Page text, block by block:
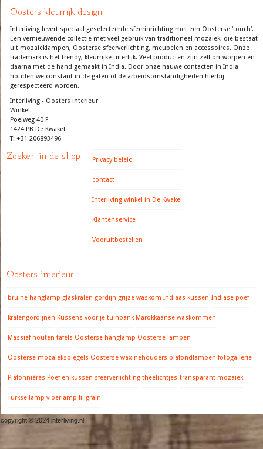
Oosters kleurrijk design
Interliving levert speciaal geselecteerde sfeerinrichting met een Oosterse 'touch'.
Een vernieuwende collectie met veel gebruik van traditioneel mozaiek, die bestaat
uit mozaieklampen, Oosterse sfeerverlichting, meubelen en accessoires. Onze
trademark is het trendy, kleurrijke uiterlijk. Veel producten zijn zelf ontworpen en
daarna met de hand gemaakt in India. Door onze nauwe contacten in India
houden we constant in de gaten of de arbeidsomstandigheden hierbij
gerespecteerd worden.
Interliving - Oosters interieur
Winkel:
Poelweg 40 F
1424 PB De Kwakel
T: +31 206893496
Zoeken in de shop Privacy beleid
contact
Interliving winkel in De Kwakel
Klantenservice
Vooruitbestellen
Oosters interieur
bruine hanglamp glaskralen gordijn grijze waskom Indiaas kussen Indiase poef
kralengordijnen Kussens voor je tuinbank Marokkaanse waskommen
Massief houten tafels Oosterse hanglamp Oosterse lampen
Oosterse mozaiekspiegels Oosterse waxinehouders plafondlampen fotogallerie
Plafonnières Poef en kussen sfeerverlichting theelichtjes transparant mozaiek
Turkse lamp vloerlamp filigrain
copyright © 2024 interliving.nl